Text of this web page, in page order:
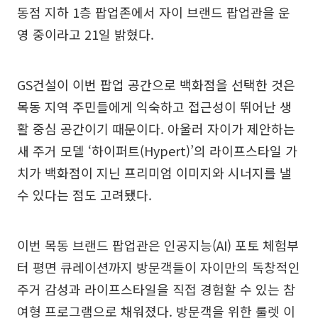
동점 지하 1층 팝업존에서 자이 브랜드 팝업관을 운
영 중이라고 21일 밝혔다.
GS건설이 이번 팝업 공간으로 백화점을 선택한 것은
목동 지역 주민들에게 익숙하고 접근성이 뛰어난 생
활 중심 공간이기 때문이다. 아울러 자이가 제안하는
새 주거 모델 ‘하이퍼트(Hypert)’의 라이프스타일 가
치가 백화점이 지닌 프리미엄 이미지와 시너지를 낼
수 있다는 점도 고려됐다.
이번 목동 브랜드 팝업관은 인공지능(AI) 포토 체험부
터 평면 큐레이션까지 방문객들이 자이만의 독창적인
주거 감성과 라이프스타일을 직접 경험할 수 있는 참
여형 프로그램으로 채워졌다. 방문객을 위한 룰렛 이